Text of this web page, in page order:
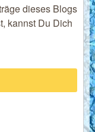
dieses Blogs
kannst Du Dich